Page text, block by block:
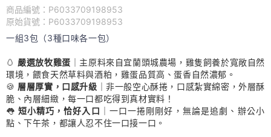
商品編號：P6033709198953
原始貨號：P6033709198953
一組3包（3種口味各一包）
🥚 嚴選放牧雞蛋 ｜主原料來自宜蘭頭城農場，雞隻飼養於寬敞自然
環境，餵食天然草料與酒粕，雞蛋品質高、蛋香自然濃郁。
🍪 層層厚實，口感升級 ｜非一般空心酥捲，口感紮實綿密，外層酥
脆、內層細緻，每一口都吃得到真材實料！
👅短小精巧，恰好入口 ｜一口一捲剛剛好，無論是追劇、辦公小
點、下午茶，都讓人忍不住一口接一口。